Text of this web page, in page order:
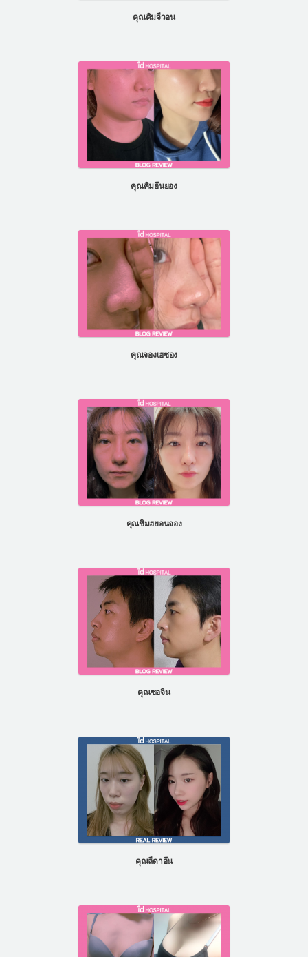
คุณคิมจีวอน
คุณคิมอึนยอง
คุณจองเฮซอง
คุณชิมฮยอนจอง
คุณซอจิน
คุณลีดาอึน